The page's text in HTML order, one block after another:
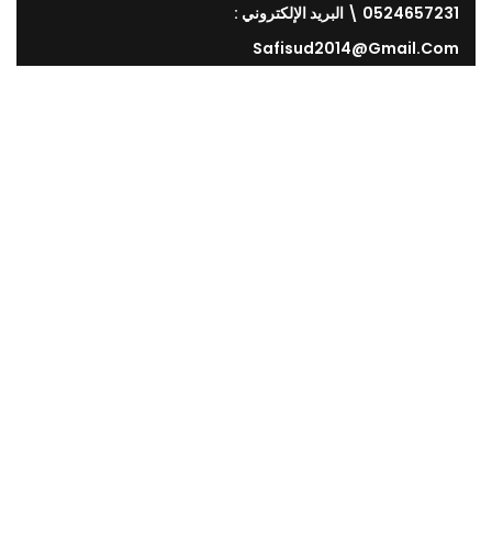
0524657231 \ البريد الإلكتروني :
Safisud2014@gmail.com